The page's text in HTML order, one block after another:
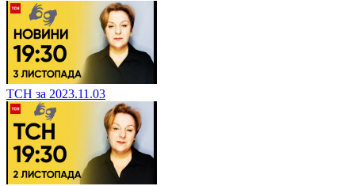
ТСН за 2023.11.03